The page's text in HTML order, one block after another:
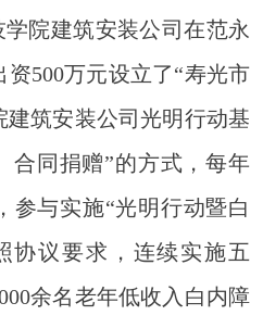
学院建筑安装公司在范永
资500万元设立了“寿光市
筑安装公司光明行动基
合同捐赠”的方式，每年
参与实施“光明行动暨白
协议要求，连续实施五
余名老年低收入白内障